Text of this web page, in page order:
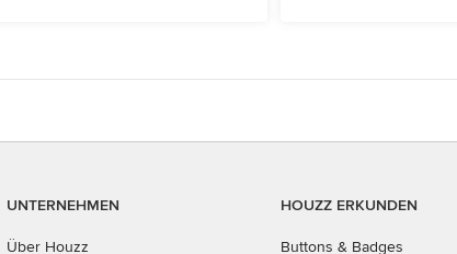
UNTERNEHMEN
Über Houzz
HOUZZ ERKUNDEN
Buttons & Badges